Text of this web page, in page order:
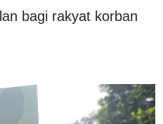
bagi rakyat korban